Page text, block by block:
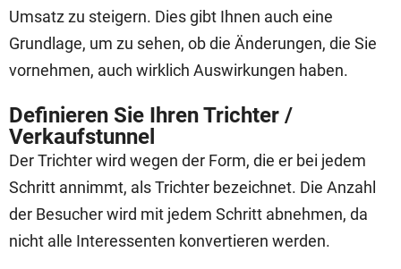
Umsatz zu steigern. Dies gibt Ihnen auch eine
Grundlage, um zu sehen, ob die Änderungen, die Sie
vornehmen, auch wirklich Auswirkungen haben.
Definieren Sie Ihren Trichter /
Verkaufstunnel
Der Trichter wird wegen der Form, die er bei jedem
Schritt annimmt, als Trichter bezeichnet. Die Anzahl
der Besucher wird mit jedem Schritt abnehmen, da
nicht alle Interessenten konvertieren werden.